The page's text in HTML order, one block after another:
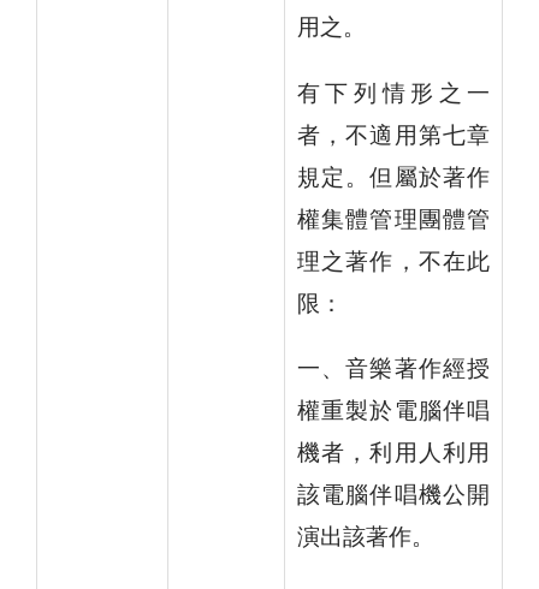
用之。
有下列情形之一
者，不適用第七章
規定。但屬於著作
權集體管理團體管
理之著作，不在此
限：
一、音樂著作經授
權重製於電腦伴唱
機者，利用人利用
該電腦伴唱機公開
演出該著作。